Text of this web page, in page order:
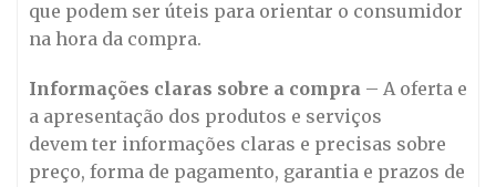
que podem ser úteis para orientar o consumidor
na hora da compra.
Informações claras sobre a compra – A oferta e
a apresentação dos produtos e serviços
devem ter informações claras e precisas sobre
preço, forma de pagamento, garantia e prazos de